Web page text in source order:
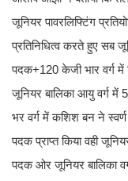
जूनियर पावरलिफ्टिंग
प्रतिनिधित्व करते हुए सब
पदक+120 केजी भार वर्ग में
जूनियर बालिका आयु वर्ग में
भर वर्ग में कशिश बन ने
पदक प्राप्त किया वही
पदक ओर जूनियर बालिका